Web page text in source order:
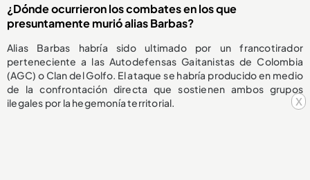
x
¿Dónde ocurrieron los combates en los que
presuntamente murió alias Barbas?
Alias Barbas habría sido ultimado por un francotirador
perteneciente a las Autodefensas Gaitanistas de Colombia
(AGC) o Clan del Golfo. El ataque se habría producido en medio
de la confrontación directa que sostienen ambos grupos
ilegales por la hegemonía territorial.